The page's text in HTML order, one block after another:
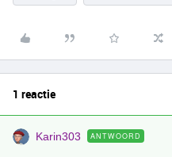
1 reactie
Karin303 ANTWOORD